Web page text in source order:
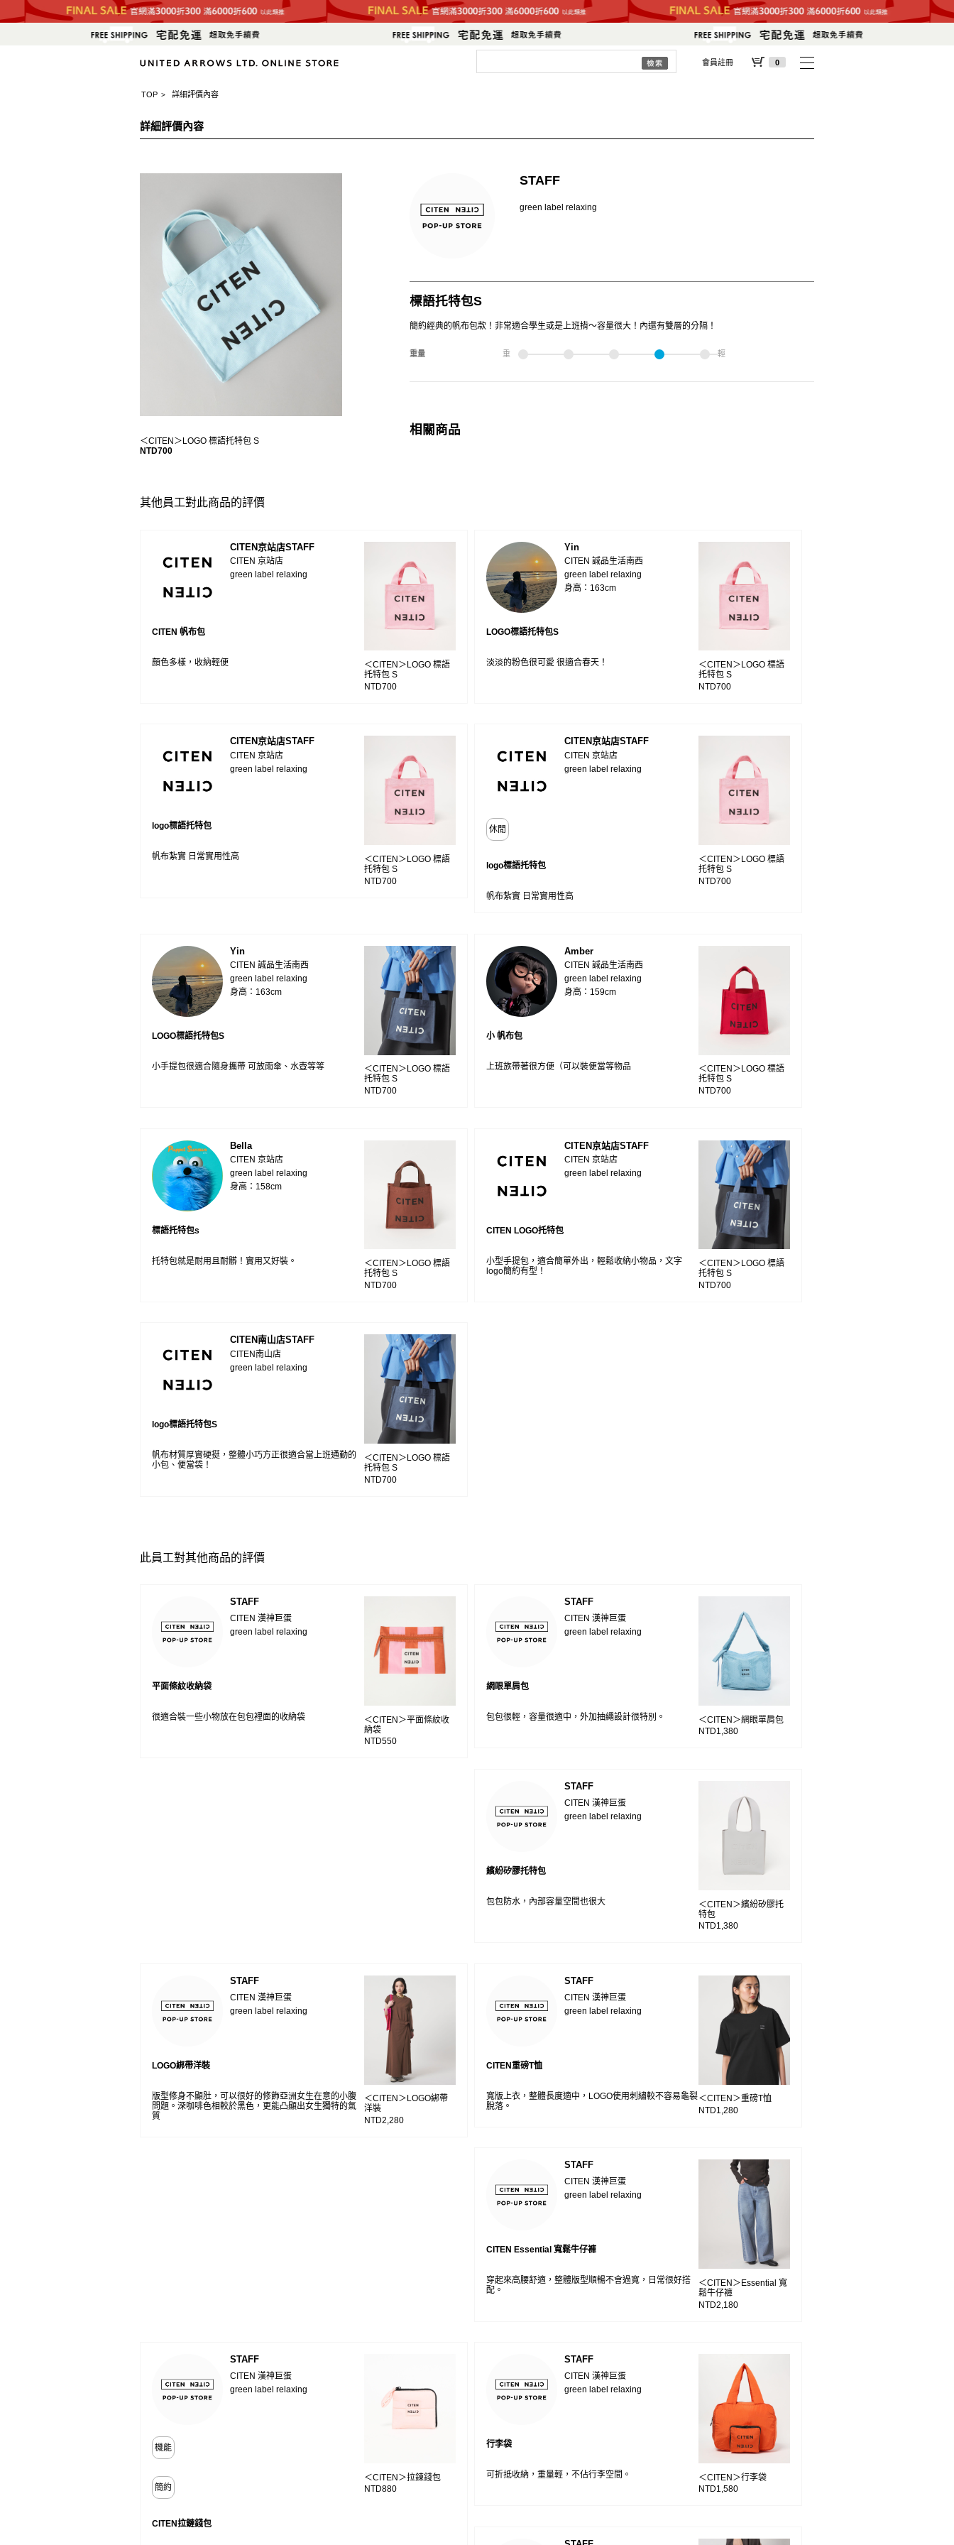
會員註冊 0
TOP > 詳細評價內容
詳細評價內容
＜CITEN＞LOGO 標語托特包 S
NTD700
STAFF
green label relaxing
標語托特包S
簡約經典的帆布包款！非常適合學生或是上班揹～容量很大！內還有雙層的分隔！
重量 重 輕
相關商品
其他員工對此商品的評價
CITEN京站店STAFF
CITEN 京站店
green label relaxing
CITEN 帆布包
顏色多樣，收納輕便
＜CITEN＞LOGO 標語
托特包 S
NTD700
Yin
CITEN 誠品生活南西
green label relaxing
身高：163cm
LOGO標語托特包S
淡淡的粉色很可愛 很適合春天！
＜CITEN＞LOGO 標語
托特包 S
NTD700
CITEN京站店STAFF
CITEN 京站店
green label relaxing
logo標語托特包
帆布紮實 日常實用性高
＜CITEN＞LOGO 標語
托特包 S
NTD700
CITEN京站店STAFF
CITEN 京站店
green label relaxing
休閒
logo標語托特包
帆布紮實 日常實用性高
＜CITEN＞LOGO 標語
托特包 S
NTD700
Yin
CITEN 誠品生活南西
green label relaxing
身高：163cm
LOGO標語托特包S
小手提包很適合隨身攜帶 可放雨傘、水壺等等
＜CITEN＞LOGO 標語
托特包 S
NTD700
Amber
CITEN 誠品生活南西
green label relaxing
身高：159cm
小 帆布包
上班族帶著很方便（可以裝便當等物品
＜CITEN＞LOGO 標語
托特包 S
NTD700
Bella
CITEN 京站店
green label relaxing
身高：158cm
標語托特包s
托特包就是耐用且耐髒！實用又好裝。
＜CITEN＞LOGO 標語
托特包 S
NTD700
CITEN京站店STAFF
CITEN 京站店
green label relaxing
CITEN LOGO托特包
小型手提包，適合簡單外出，輕鬆收納小物品，文字
logo簡約有型！
＜CITEN＞LOGO 標語
托特包 S
NTD700
CITEN南山店STAFF
CITEN南山店
green label relaxing
logo標語托特包S
帆布材質厚實硬挺，整體小巧方正很適合當上班通勤的
小包、便當袋！
＜CITEN＞LOGO 標語
托特包 S
NTD700
此員工對其他商品的評價
STAFF
CITEN 漢神巨蛋
green label relaxing
平面條紋收納袋
很適合裝一些小物放在包包裡面的收納袋
＜CITEN＞平面條紋收
納袋
NTD550
STAFF
CITEN 漢神巨蛋
green label relaxing
網眼單肩包
包包很輕，容量很適中，外加抽繩設計很特別。
＜CITEN＞網眼單肩包
NTD1,380
STAFF
CITEN 漢神巨蛋
green label relaxing
繽紛矽膠托特包
包包防水，內部容量空間也很大
＜CITEN＞繽紛矽膠托
特包
NTD1,380
STAFF
CITEN 漢神巨蛋
green label relaxing
LOGO綁帶洋裝
版型修身不顯肚，可以很好的修飾亞洲女生在意的小腹
問題。深咖啡色相較於黑色，更能凸顯出女生獨特的氣
質
＜CITEN＞LOGO綁帶
洋裝
NTD2,280
STAFF
CITEN 漢神巨蛋
green label relaxing
CITEN重磅T恤
寬版上衣，整體長度適中，LOGO使用刺繡較不容易龜裂
脫落。
＜CITEN＞重磅T恤
NTD1,280
STAFF
CITEN 漢神巨蛋
green label relaxing
CITEN Essential 寬鬆牛仔褲
穿起來高腰舒適，整體版型順暢不會過寬，日常很好搭
配。
＜CITEN＞Essential 寬
鬆牛仔褲
NTD2,180
STAFF
CITEN 漢神巨蛋
green label relaxing
機能
簡約
CITEN拉鏈錢包
＜CITEN＞拉鍊錢包
NTD880
STAFF
CITEN 漢神巨蛋
green label relaxing
行李袋
可折抵收納，重量輕，不佔行李空間。
＜CITEN＞行李袋
NTD1,580